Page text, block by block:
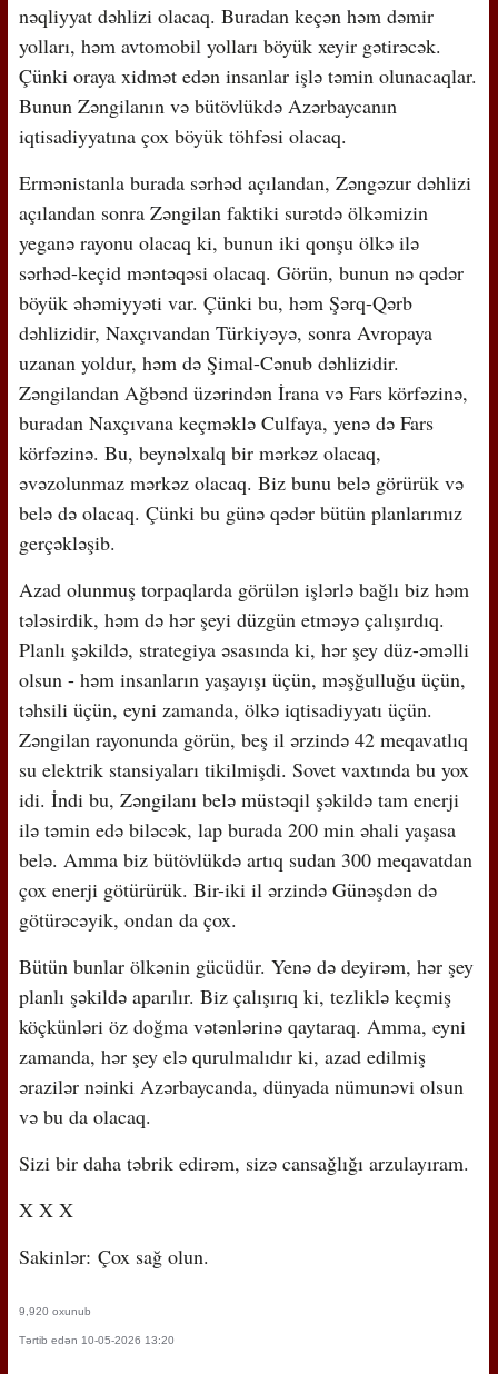
nəqliyyat dəhlizi olacaq. Buradan keçən həm dəmir
yolları, həm avtomobil yolları böyük xeyir gətirəcək.
Çünki oraya xidmət edən insanlar işlə təmin olunacaqlar.
Bunun Zəngilanın və bütövlükdə Azərbaycanın
iqtisadiyyatına çox böyük töhfəsi olacaq.
Ermənistanla burada sərhəd açılandan, Zəngəzur dəhlizi
açılandan sonra Zəngilan faktiki surətdə ölkəmizin
yeganə rayonu olacaq ki, bunun iki qonşu ölkə ilə
sərhəd-keçid məntəqəsi olacaq. Görün, bunun nə qədər
böyük əhəmiyyəti var. Çünki bu, həm Şərq-Qərb
dəhlizidir, Naxçıvandan Türkiyəyə, sonra Avropaya
uzanan yoldur, həm də Şimal-Cənub dəhlizidir.
Zəngilandan Ağbənd üzərindən İrana və Fars körfəzinə,
buradan Naxçıvana keçməklə Culfaya, yenə də Fars
körfəzinə. Bu, beynəlxalq bir mərkəz olacaq,
əvəzolunmaz mərkəz olacaq. Biz bunu belə görürük və
belə də olacaq. Çünki bu günə qədər bütün planlarımız
gerçəkləşib.
Azad olunmuş torpaqlarda görülən işlərlə bağlı biz həm
tələsirdik, həm də hər şeyi düzgün etməyə çalışırdıq.
Planlı şəkildə, strategiya əsasında ki, hər şey düz-əməlli
olsun - həm insanların yaşayışı üçün, məşğulluğu üçün,
təhsili üçün, eyni zamanda, ölkə iqtisadiyyatı üçün.
Zəngilan rayonunda görün, beş il ərzində 42 meqavatlıq
su elektrik stansiyaları tikilmişdi. Sovet vaxtında bu yox
idi. İndi bu, Zəngilanı belə müstəqil şəkildə tam enerji
ilə təmin edə biləcək, lap burada 200 min əhali yaşasa
belə. Amma biz bütövlükdə artıq sudan 300 meqavatdan
çox enerji götürürük. Bir-iki il ərzində Günəşdən də
götürəcəyik, ondan da çox.
Bütün bunlar ölkənin gücüdür. Yenə də deyirəm, hər şey
planlı şəkildə aparılır. Biz çalışırıq ki, tezliklə keçmiş
köçkünləri öz doğma vətənlərinə qaytaraq. Amma, eyni
zamanda, hər şey elə qurulmalıdır ki, azad edilmiş
ərazilər nəinki Azərbaycanda, dünyada nümunəvi olsun
və bu da olacaq.
Sizi bir daha təbrik edirəm, sizə cansağlığı arzulayıram.
X X X
Sakinlər: Çox sağ olun.
9,920 oxunub
Tərtib edən 10-05-2026 13:20